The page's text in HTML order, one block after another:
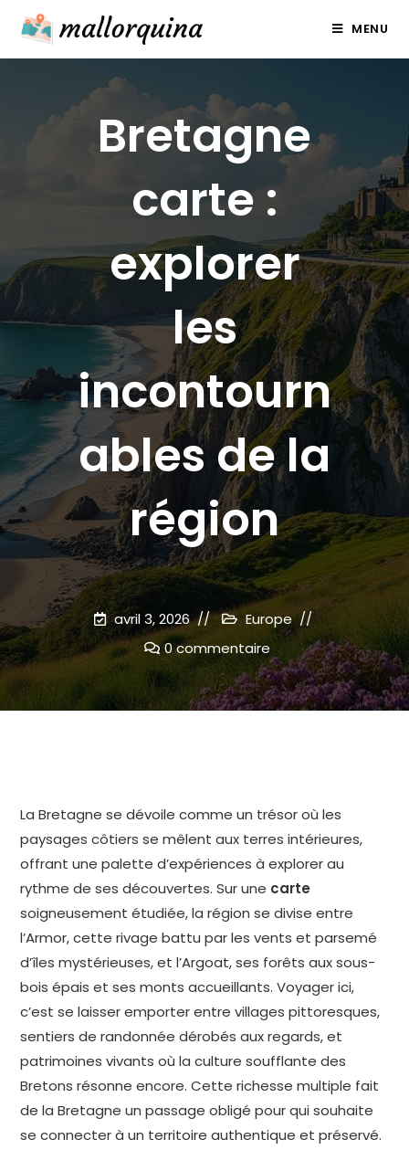
content
MENU
Bretagne
carte :
explorer
les
incontourn
ables de la
région
avril 3, 2026
Europe
0 commentaire
La Bretagne se dévoile comme un trésor où les
paysages côtiers se mêlent aux terres intérieures,
offrant une palette d’expériences à explorer au
rythme de ses découvertes. Sur une carte
soigneusement étudiée, la région se divise entre
l’Armor, cette rivage battu par les vents et parsemé
d’îles mystérieuses, et l’Argoat, ses forêts aux sous-
bois épais et ses monts accueillants. Voyager ici,
c’est se laisser emporter entre villages pittoresques,
sentiers de randonnée dérobés aux regards, et
patrimoines vivants où la culture soufflante des
Bretons résonne encore. Cette richesse multiple fait
de la Bretagne un passage obligé pour qui souhaite
se connecter à un territoire authentique et préservé.